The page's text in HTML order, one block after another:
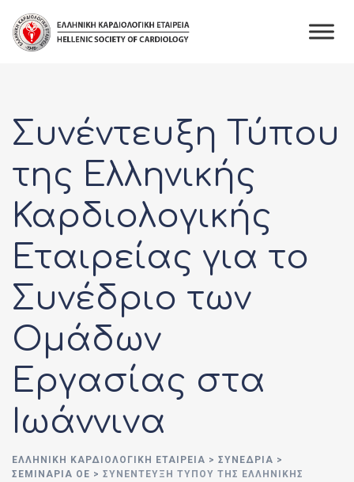
content
Συνέντευξη Τύπου
της Ελληνικής
Καρδιολογικής
Εταιρείας για το
Συνέδριο των
Ομάδων
Εργασίας στα
Ιωάννινα
ΕΛΛΗΝΙΚΉ ΚΑΡΔΙΟΛΟΓΙΚΉ ΕΤΑΙΡΕΊΑ > ΣΥΝΈΔΡΙΑ >
ΣΕΜΙΝΆΡΙΑ ΟΕ > ΣΥΝΈΝΤΕΥΞΗ ΤΎΠΟΥ ΤΗΣ ΕΛΛΗΝΙΚΉΣ